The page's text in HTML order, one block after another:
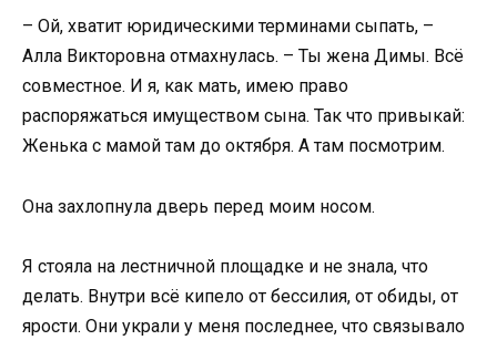
– Ой, хватит юридическими терминами сыпать, –
Алла Викторовна отмахнулась. – Ты жена Димы. Всё
совместное. И я, как мать, имею право
распоряжаться имуществом сына. Так что привыкай:
Женька с мамой там до октября. А там посмотрим.
Она захлопнула дверь перед моим носом.
Я стояла на лестничной площадке и не знала, что
делать. Внутри всё кипело от бессилия, от обиды, от
ярости. Они украли у меня последнее, что связывало